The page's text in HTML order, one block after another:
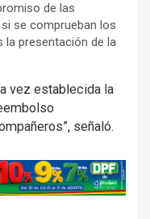
de las
se comprueban los
la presentación de la
vez establecida la
señaló.